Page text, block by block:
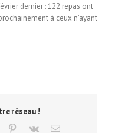
dernier : 122 repas ont
à ceux n’ayant
réseau !
Pinterest
Vk Email